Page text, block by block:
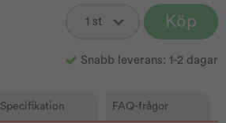
Köp
Snabb leverans: 1-2 dagar
Specifikation FAQ-frågor